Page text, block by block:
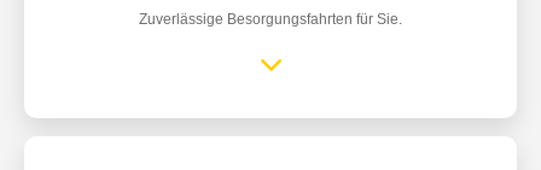
Zuverlässige Besorgungsfahrten für Sie.